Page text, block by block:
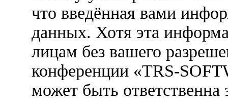
что введённая вами
данных. Хотя эта
лицам без вашего
конференции «TRS-
может быть ответственна